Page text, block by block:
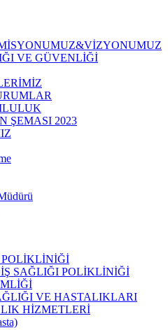
VE GÜVENLİĞİ
ŞEMASI 2023
SAĞLIĞI POLİKLİNİĞİ
VE HASTALIKLARI
HİZMETLERİ